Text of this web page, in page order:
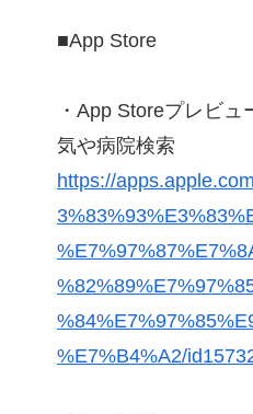
■App Store
・App Storeプレビ
気や病院検索
https://
%E7%B4%A2/